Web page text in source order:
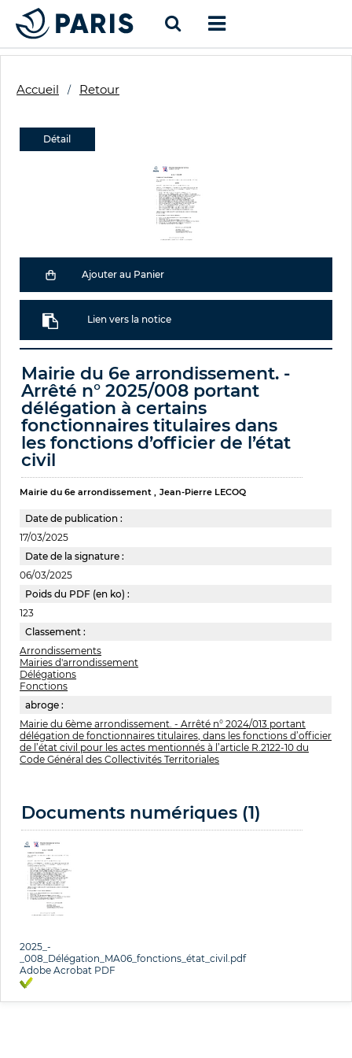
Accueil Retour
Détail
Ajouter au Panier
Lien vers la notice
Mairie du 6e arrondissement. -
Arrêté n° 2025/008 portant
délégation à certains
fonctionnaires titulaires dans
les fonctions d’officier de l’état
civil
Mairie du 6e arrondissement Jean-Pierre LECOQ
Date de publication :
17/03/2025
Date de la signature :
06/03/2025
Poids du PDF (en ko) :
123
Classement :
Arrondissements
Mairies d'arrondissement
Délégations
Fonctions
abroge :
Mairie du 6ème arrondissement. - Arrêté n° 2024/013 portant
délégation de fonctionnaires titulaires, dans les fonctions d’officier
de l’état civil pour les actes mentionnés à l’article R.2122-10 du
Code Général des Collectivités Territoriales
Documents numériques (1)
2025_-
_008_Délégation_MA06_fonctions_état_civil.pdf
Adobe Acrobat PDF